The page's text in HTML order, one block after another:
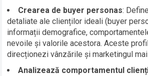
Crearea de buyer personas:
detaliate ale clienților ideali (buyer
informații demografice,
nevoile și valorile acestora. Aceste
direcționezi vânzările și marketingul
Analizează comportamentul